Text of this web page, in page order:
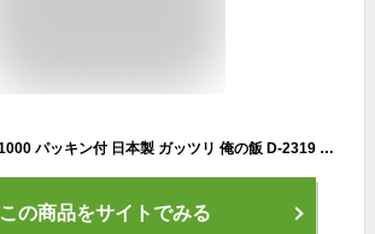
パール金属 弁当箱 1000 パッキン付 日本製 ガッツリ 俺の飯 D-2319 D-2316
この商品をサイトでみる